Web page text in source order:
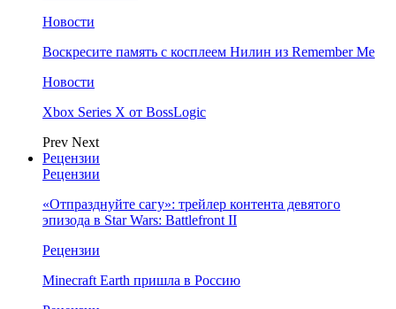
Новости
Воскресите память с косплеем Нилин из Remember Me
Новости
Xbox Series X от BossLogic
Prev Next
Рецензии
Рецензии
«Отпразднуйте сагу»: трейлер контента девятого
эпизода в Star Wars: Battlefront II
Рецензии
Minecraft Earth пришла в Россию